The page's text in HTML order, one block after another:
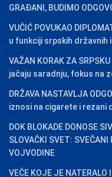
GRAĐANI, BUDIMO
VUČIĆ POVUKAO
u funkciji srpskih državnih
VAŽAN KORAK ZA
jačaju saradnju, fokus na
DRŽAVA NASTAVLJA
iznosi na cigarete i rezani
DOK BLOKADE DONOSE
SLOVAČKI SVET:
VOJVODINE
VEČE KOJE JE